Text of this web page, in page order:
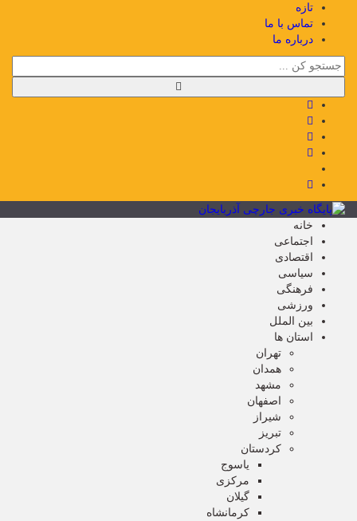
تازه
تماس با ما
درباره ما
خانه
اجتماعی
اقتصادی
سیاسی
فرهنگی
ورزشی
بین الملل
استان ها
تهران
همدان
مشهد
اصفهان
شیراز
تبریز
کردستان
یاسوج
مرکزی
گیلان
کرمانشاه